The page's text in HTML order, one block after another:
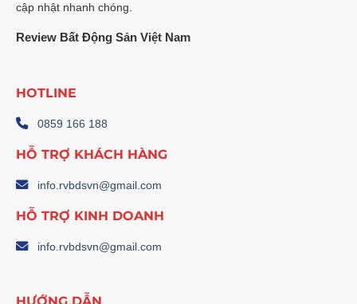
cập nhật nhanh chóng.
Review Bất Động Sản Việt Nam
HOTLINE
0859 166 188
HỖ TRỢ KHÁCH HÀNG
info.rvbdsvn@gmail.com
HỖ TRỢ KINH DOANH
info.rvbdsvn@gmail.com